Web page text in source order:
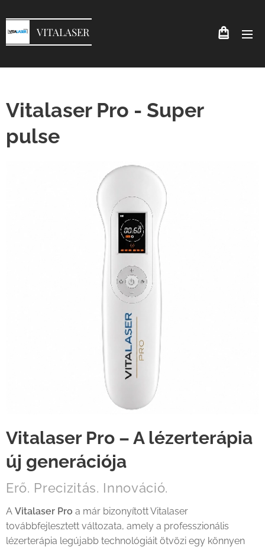
VITALASER
Vitalaser Pro - Super
pulse
Vitalaser Pro – A lézerterápia
új generációja
Erő. Precizitás. Innováció.
A Vitalaser Pro a már bizonyított Vitalaser
továbbfejlesztett változata, amely a professzionális
lézerterápia legújabb technológiáit ötvözi egy könnyen